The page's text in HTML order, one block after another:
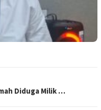
Diduga Milik …